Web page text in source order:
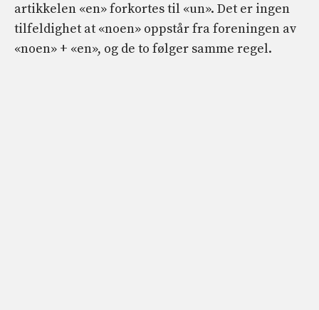
artikkelen «en» forkortes til «un». Det er ingen
tilfeldighet at «noen» oppstår fra foreningen av
«noen» + «en», og de to følger samme regel.